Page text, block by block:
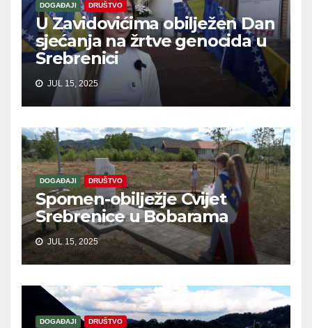
DOGAĐAJI DRUŠTVO
U Zavidovićima obilježen Dan
sjećanja na žrtve genocida u
Srebrenici
JUL 15, 2025
DOGAĐAJI DRUŠTVO
Spomen-obilježje Cvijet
Srebrenice u Bobarama
JUL 15, 2025
DOGAĐAJI DRUŠTVO